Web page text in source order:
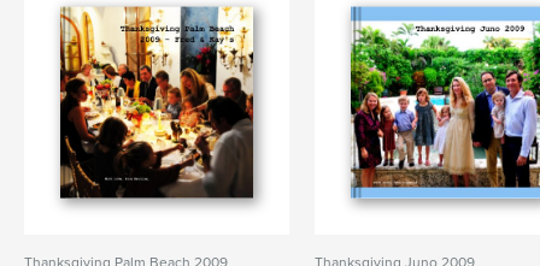
Thanksgiving Palm Beach 2009 Thanksgiving Juno 2009